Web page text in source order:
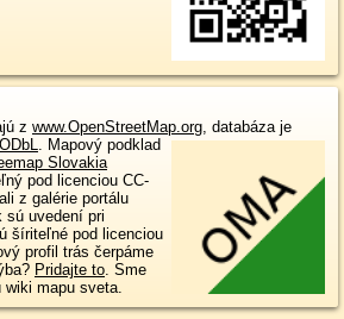
z www.OpenStreetMap.org , databáza je
ODbL
Mapový podklad
Slovakia
pod licenciou CC-
z galérie portálu
sú uvedení pri
šíriteľné pod licenciou
profil trás čerpáme
Pridajte to . Sme
mapu sveta.